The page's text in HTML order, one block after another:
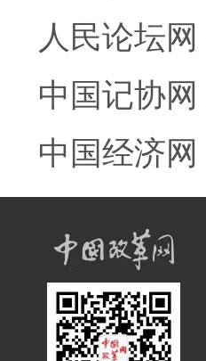
人民论坛网
中国记协网
中国经济网